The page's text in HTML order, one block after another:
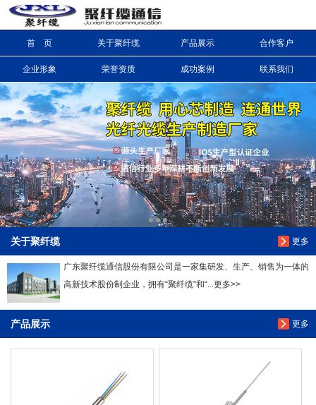
首 页 关于聚纤缆 产品展示 合作客户
企业形象 荣誉资质 成功案例 联系我们
更多
关于聚纤缆
广东聚纤缆通信股份有限公司是一家集研发、生产、销售为一体的
高新技术股份制企业，拥有“聚纤缆”和“...更多>>
更多
产品展示
信息搜索
搜索